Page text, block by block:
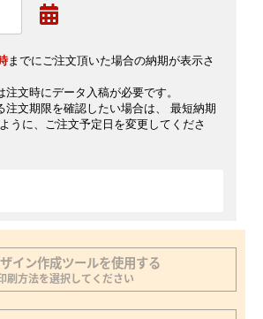
までにご注文頂いた場合の納期が表示さ
文時にデータ入稿が必要です。
注文期限を確認したい場合は、 最短納期
うに、ご注文予定日を変更してくださ
イン作成ツールを使用する
刷方法を選択してください